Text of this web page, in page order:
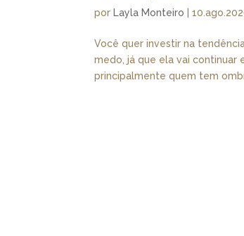
porLayla Monteiro |
Você quer investir na
medo, já que ela vai continuar
principalmente quem tem